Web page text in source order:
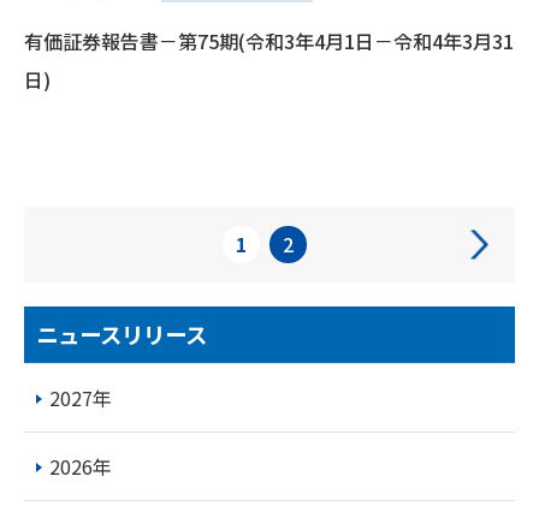
有価証券報告書－第75期(令和3年4月1日－令和4年3月31
日)
1 2
ニュースリリース
2027年
2026年